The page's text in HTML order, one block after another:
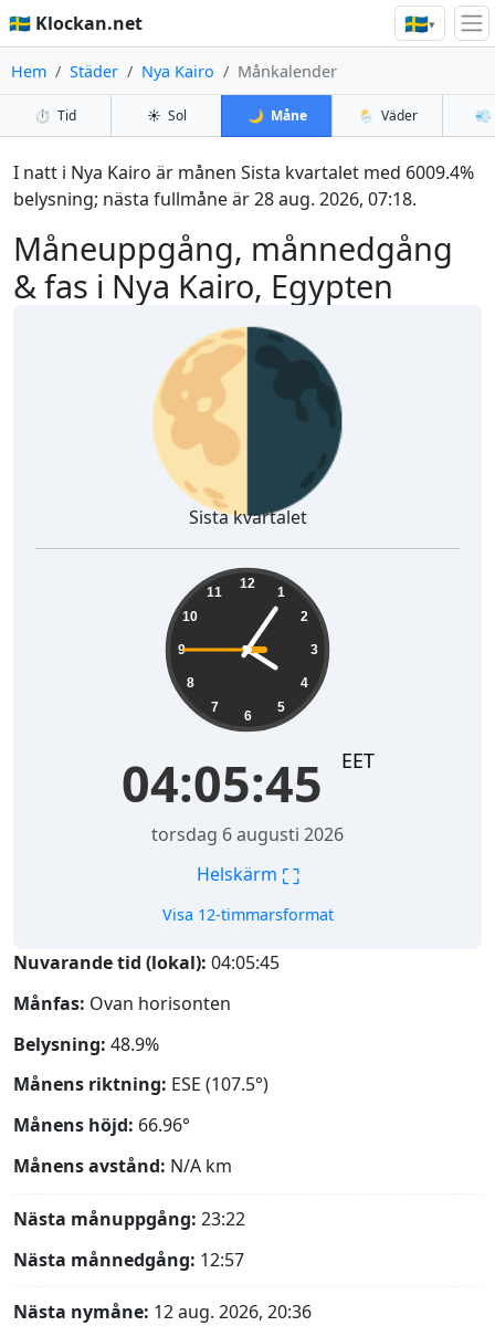
🇸🇪 Klockan.net 🇸🇪▾
Hem Städer Nya Kairo Månkalender
⏱️ Tid ☀️ Sol 🌙 Måne 🌦️ Väder 💨
Måneuppgång, månnedgång
& fas i Nya Kairo, Egypten
I natt i Nya Kairo är månen Sista kvartalet med 6009.4%
belysning; nästa fullmåne är 28 aug. 2026, 07:18.
🌗
Sista kvartalet
12
1
2
3
4
5
6
7
8
9
10
11
04:05:47 EET
torsdag 6 augusti 2026
Helskärm ⛶
Visa 12-timmarsformat
Nuvarande tid (lokal): 04:05:47
Månfas: Ovan horisonten
Belysning: 48.9%
Månens riktning: ESE (107.5°)
Månens höjd: 66.96°
Månens avstånd: N/A km
Nästa månuppgång: 23:22
Nästa månnedgång: 12:57
Nästa nymåne: 12 aug. 2026, 20:36